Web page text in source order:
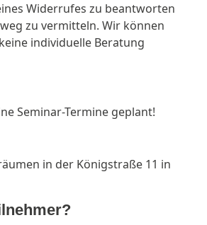
Widerrufes zu beantworten
zu vermitteln. Wir können
individuelle Beratung
Seminar-Termine geplant!
in der Königstraße 11 in